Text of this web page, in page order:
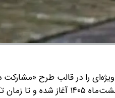
را در قالب طرح «مشارکت
اعلام کرد. بر اساس این طرح، ثبت‌نام از ساعت ۹ صبح